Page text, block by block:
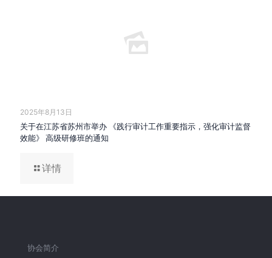
2025年8月13日
关于在江苏省苏州市举办 《践行审计工作重要指示，强化审计监督
效能》 高级研修班的通知
详情
协会简介